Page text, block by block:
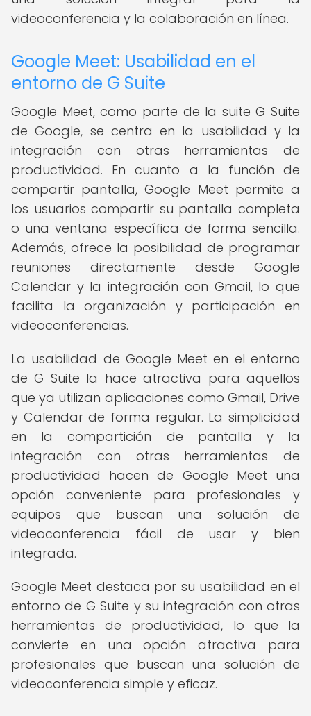
videoconferencia y la colaboración en línea.
Google Meet: Usabilidad en el
entorno de G Suite
Google Meet, como parte de la suite G Suite
de Google, se centra en la usabilidad y la
integración con otras herramientas de
productividad. En cuanto a la función de
compartir pantalla, Google Meet permite a
los usuarios compartir su pantalla completa
o una ventana específica de forma sencilla.
Además, ofrece la posibilidad de programar
reuniones directamente desde Google
Calendar y la integración con Gmail, lo que
facilita la organización y participación en
videoconferencias.
La usabilidad de Google Meet en el entorno
de G Suite la hace atractiva para aquellos
que ya utilizan aplicaciones como Gmail, Drive
y Calendar de forma regular. La simplicidad
en la compartición de pantalla y la
integración con otras herramientas de
productividad hacen de Google Meet una
opción conveniente para profesionales y
equipos que buscan una solución de
videoconferencia fácil de usar y bien
integrada.
Google Meet destaca por su usabilidad en el
entorno de G Suite y su integración con otras
herramientas de productividad, lo que la
convierte en una opción atractiva para
profesionales que buscan una solución de
videoconferencia simple y eficaz.